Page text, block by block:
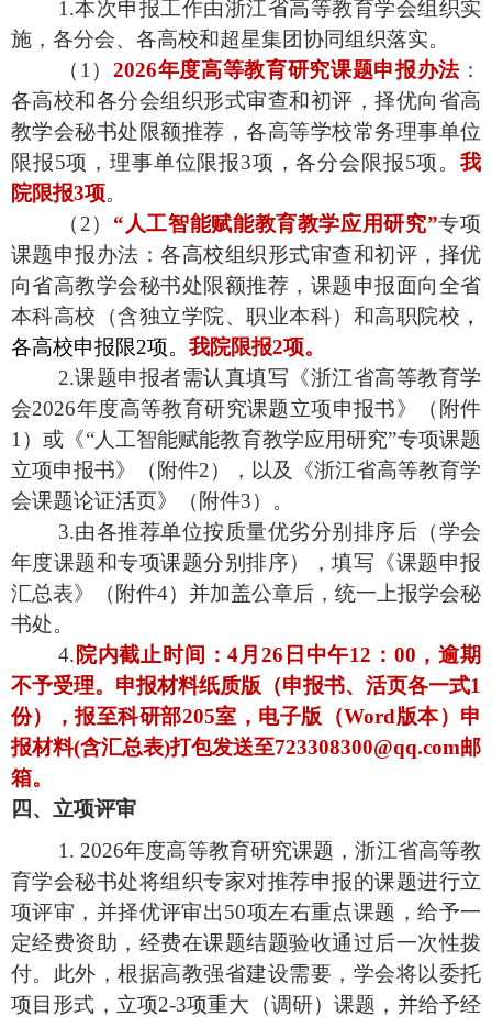
1.本次申报工作由浙江省高等教育学会组织实
施，各分会、各高校和超星集团协同组织落实。
（ 1）2026年度高等教育研究课题申报办法 ：
各高校和各分会组织形式审查和初评，择优向省高
教学会秘书处限额推荐，各高等学校常务理事单位
限报5项，理事单位限报3项，各分会限报5项。我
院限报3项。
（ 2） “人工智能赋能教育教学应用研究”专项
课题申报办法：各高校组织形式审查和初评，择优
向省高教学会秘书处限额推荐，课题申报面向全省
本科高校（含独立学院、职业本科）和高职院校 ，
各高校申报限2项。 我院限报2项。
2.课题申报者需认真填写《浙江省高等教育学
会2026年度高等教育研究课题立项申报书》（附件
1）或《“人工智能赋能教育教学应用研究”专项课题
立项申报书》（附件2），以及《浙江省高等教育学
会课题论证活页》（附件3）。
3.由各推荐单位按质量优劣分别排序后（学会
年度课题和专项课题分别排序），填写《课题申报
汇总表》（附件4）并加盖公章后，统一上报学会秘
书处。
4. 院内截止时间：4月 26 日中午12：00，逾期
不予受理。申报材料纸质版（申报书、活页各一式1
份），报至科研部205室，电子版（Word版本）申
报材料(含汇总表)打包发送至723308300@qq.com邮
箱。
四、立项评审
1. 2026年度高等教育研究课题，浙江省高等教
育学会秘书处将组织专家对推荐申报的课题进行立
项评审，并择优评审出50项左右重点课题，给予一
定经费资助，经费在课题结题验收通过后一次性拨
付。此外，根据高教强省建设需要，学会将以委托
项目形式，立项2-3项重大（调研）课题，并给予经